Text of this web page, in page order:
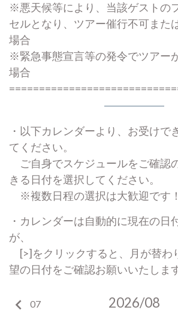
※悪天候等により、当該ゲストの
セルとなり、ツアー催行不可また
場合
※緊急事態宣言等の発令でツアー
場合
・以下カレンダーより、お受けで
てください。
ご自身でスケジュールをご確認
きる日付を選択してください。
※複数日程の選択は大歓迎です！
・カレンダーは自動的に現在の日
が、
[>]をクリックすると、月が替わ
望の日付をご確認お願いいたします
keyboard_arrow_left 07 2026/08